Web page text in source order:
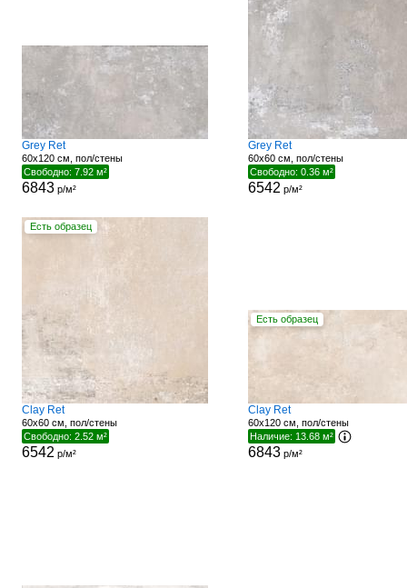
Grey Ret
60x120 см, пол/стены
Свободно: 7.92 м²
6843р/м²
Grey Ret
60x60 см, пол/стены
Свободно: 0.36 м²
6542 р/м²
Есть образец
Clay Ret
60x60 см, пол/стены
Свободно: 2.52 м²
6542 р/м²
Есть образец
Clay Ret
60x120 см, пол/стены
Наличие: 13.68 м²
6843р/м²